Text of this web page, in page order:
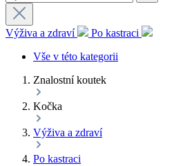
Výživa a zdraví
Po kastraci
Vše v této kategorii
Znalostní koutek
Kočka
Výživa a zdraví
Po kastraci